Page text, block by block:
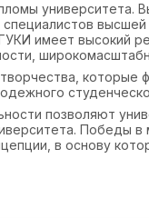
университета.
имеет высокий
позволяют
Победы
в основу